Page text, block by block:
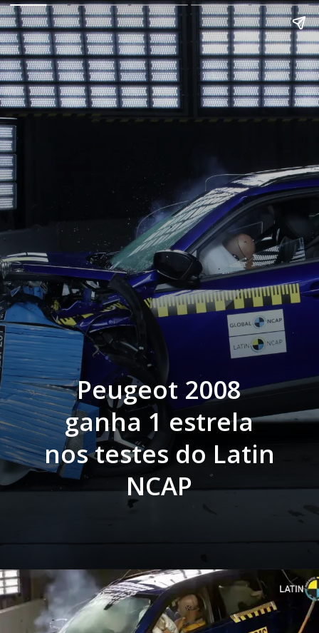
Peugeot 2008
ganha 1 estrela
nos testes do Latin
NCAP